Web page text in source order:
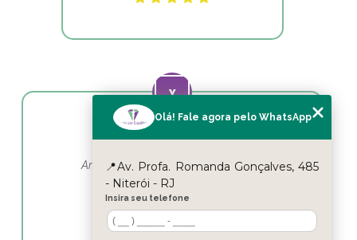
Yasmin Moura
Amo esse lugar e as profissionais em
fisioterapia as melhores
Olá! Fale agora pelo WhatsApp
📍Av. Profa. Romanda Gonçalves, 485
- Niterói - RJ
Insira seu telefone